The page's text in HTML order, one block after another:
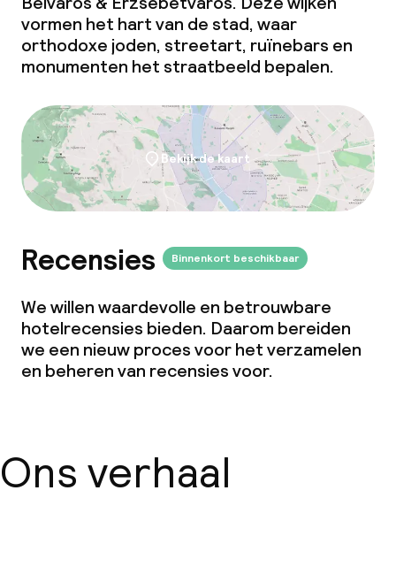
vormen het hart van de stad, waar
orthodoxe joden, streetart, ruïnebars en
monumenten het straatbeeld bepalen.
Bekijk de kaart
Recensies Binnenkort beschikbaar
We willen waardevolle en betrouwbare
hotelrecensies bieden. Daarom bereiden
we een nieuw proces voor het verzamelen
en beheren van recensies voor.
Ons verhaal